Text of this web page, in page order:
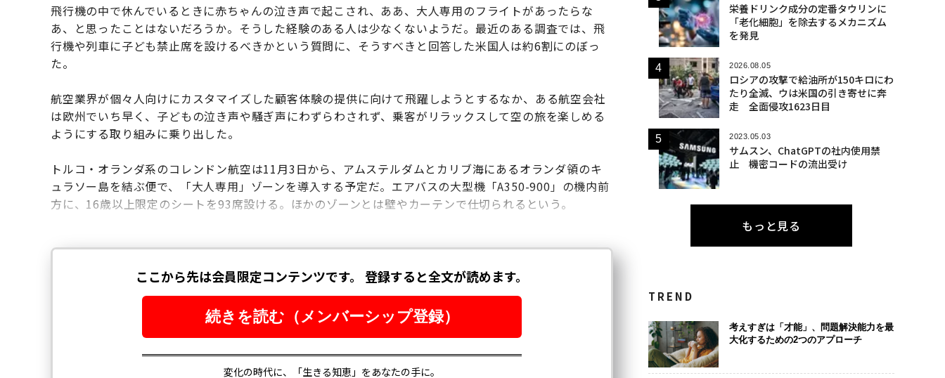
飛行機の中で休んでいるときに赤ちゃんの泣き声で起こされ、ああ、大人専用のフライトがあったらな
あ、と思ったことはないだろうか。そうした経験のある人は少なくないようだ。最近のある調査では、飛
行機や列車に子ども禁止席を設けるべきかという質問に、そうすべきと回答した米国人は約6割にのぼっ
た。
航空業界が個々人向けにカスタマイズした顧客体験の提供に向けて飛躍しようとするなか、ある航空会社
は欧州でいち早く、子どもの泣き声や騒ぎ声にわずらわされず、乗客がリラックスして空の旅を楽しめる
ようにする取り組みに乗り出した。
トルコ・オランダ系のコレンドン航空は11月3日から、アムステルダムとカリブ海にあるオランダ領のキ
ュラソー島を結ぶ便で、「大人専用」ゾーンを導入する予定だ。エアバスの大型機「A350-900」の機内前
方に、16歳以上限定のシートを93席設ける。ほかのゾーンとは壁やカーテンで仕切られるという。
栄養ドリンク成分の定番タウリンに
「老化細胞」を除去するメカニズム
を発見
2026.08.05
ロシアの攻撃で給油所が150キロにわ
たり全滅、ウは米国の引き寄せに奔
走 全面侵攻1623日目
2023.05.03
サムスン、ChatGPTの社内使用禁
止 機密コードの流出受け
もっと見る
TREND
考えすぎは「才能」、問題解決能力を最
大化するための2つのアプローチ